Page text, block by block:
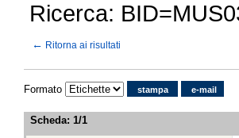
Ricerca:
← Ritorna ai risultati
Formato stampa e-mail
Scheda: 1/1